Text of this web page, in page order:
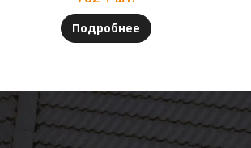
Подробнее